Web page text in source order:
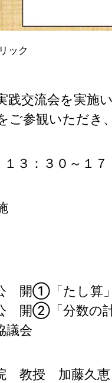
ック
交流会を実施
ご参観いただき
３：３０～１７
開①「たし算
開②「分数の
議会
院 教授 加藤久恵